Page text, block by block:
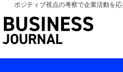
ポジティブ視点の考察で企業活動を